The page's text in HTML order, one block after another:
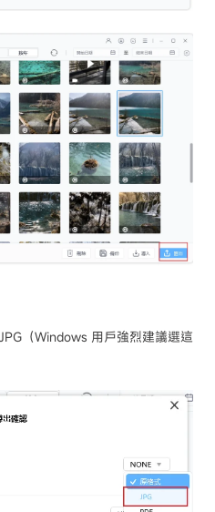
（Windows 用戶強烈建議選這